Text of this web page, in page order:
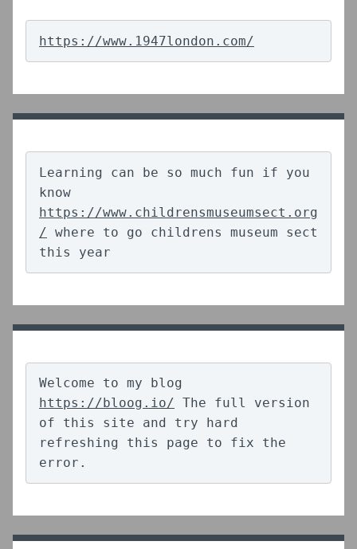
https://www.1947london.com/
Learning can be so much fun if you
https://www.childrensmuseumsect.org
/ where to go childrens museum sect
this year
https://bloog.io/ The full version
of this site and try hard
refreshing this page to fix the
error.